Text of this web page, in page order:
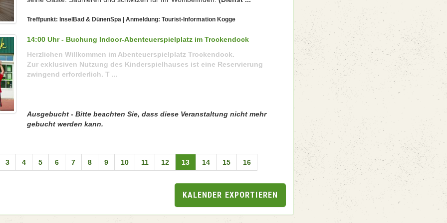
Treffpunkt: InselBad & DünenSpa | Anmeldung: Tourist-Information Kogge
14:00 Uhr - Buchung Indoor-Abenteuerspielplatz im Trockendock
Herzlichen Willkommen im Abenteuerspielplatz Trockendock.
Zur exklusiven Nutzung des Kinderspielhauses ist eine Reservierung
zwingend erforderlich. T ...
Ausgebucht - Bitte beachten Sie, dass diese Veranstaltung nicht mehr
gebucht werden kann.
3 4 5 6 7 8 9 10 11 12 13 14 15 16
KALENDER EXPORTIEREN